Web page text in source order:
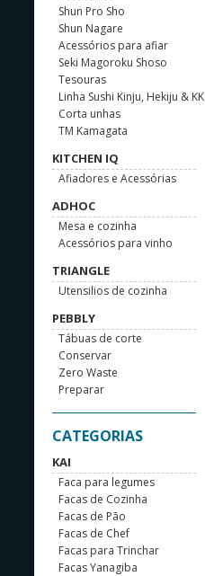
Shun Pro Sho
Shun Nagare
Acessórios para afiar
Seki Magoroku Shoso
Tesouras
Linha Sushi Kinju, Hekiju & KK
Corta unhas
TM Kamagata
KITCHEN IQ
Afiadores e Acessórias
ADHOC
Mesa e cozinha
Acessórios para vinho
TRIANGLE
Utensilios de cozinha
PEBBLY
Tábuas de corte
Conservar
Zero Waste
Preparar
CATEGORIAS
KAI
Faca para legumes
Facas de Cozinha
Facas de Pão
Facas de Chef
Facas para Trinchar
Facas Yanagiba